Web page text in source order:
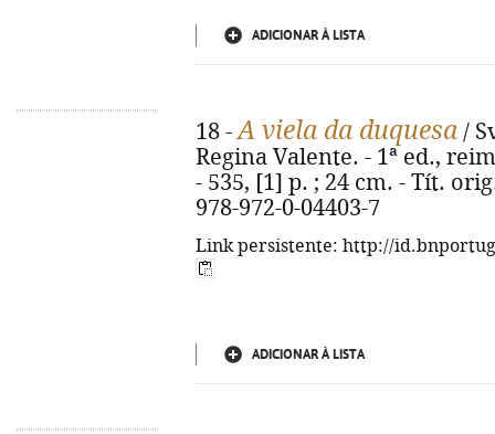
ADICIONAR À LISTA
18 -A viela da duquesa /
Regina Valente. - 1ª ed.,
- 535, [1] p. ; 24 cm. - Tít.
978-972-0-04403-7
Link persistente: http://
ADICIONAR À LISTA